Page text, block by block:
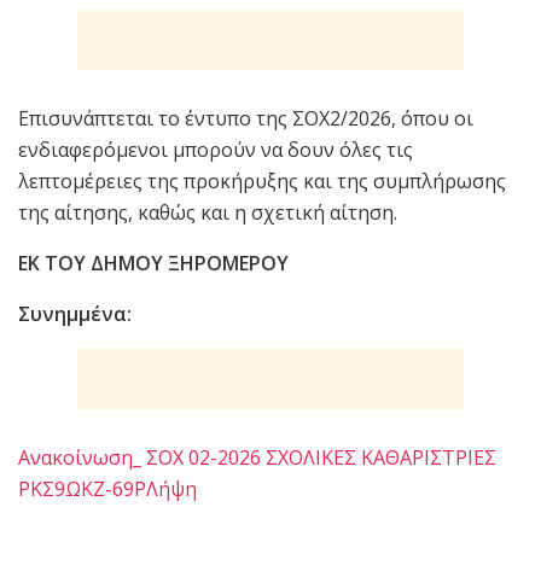
Επισυνάπτεται το έντυπο της ΣΟΧ2/2026, όπου οι
ενδιαφερόμενοι μπορούν να δουν όλες τις
λεπτομέρειες της προκήρυξης και της συμπλήρωσης
της αίτησης, καθώς και η σχετική αίτηση.
ΕΚ ΤΟΥ ΔΗΜΟΥ ΞΗΡΟΜΕΡΟΥ
Συνημμένα:
Ανακοίνωση_ ΣΟΧ 02-2026 ΣΧΟΛΙΚΕΣ ΚΑΘΑΡΙΣΤΡΙΕΣ
ΡΚΣ9ΩΚΖ-69ΡΛήψη